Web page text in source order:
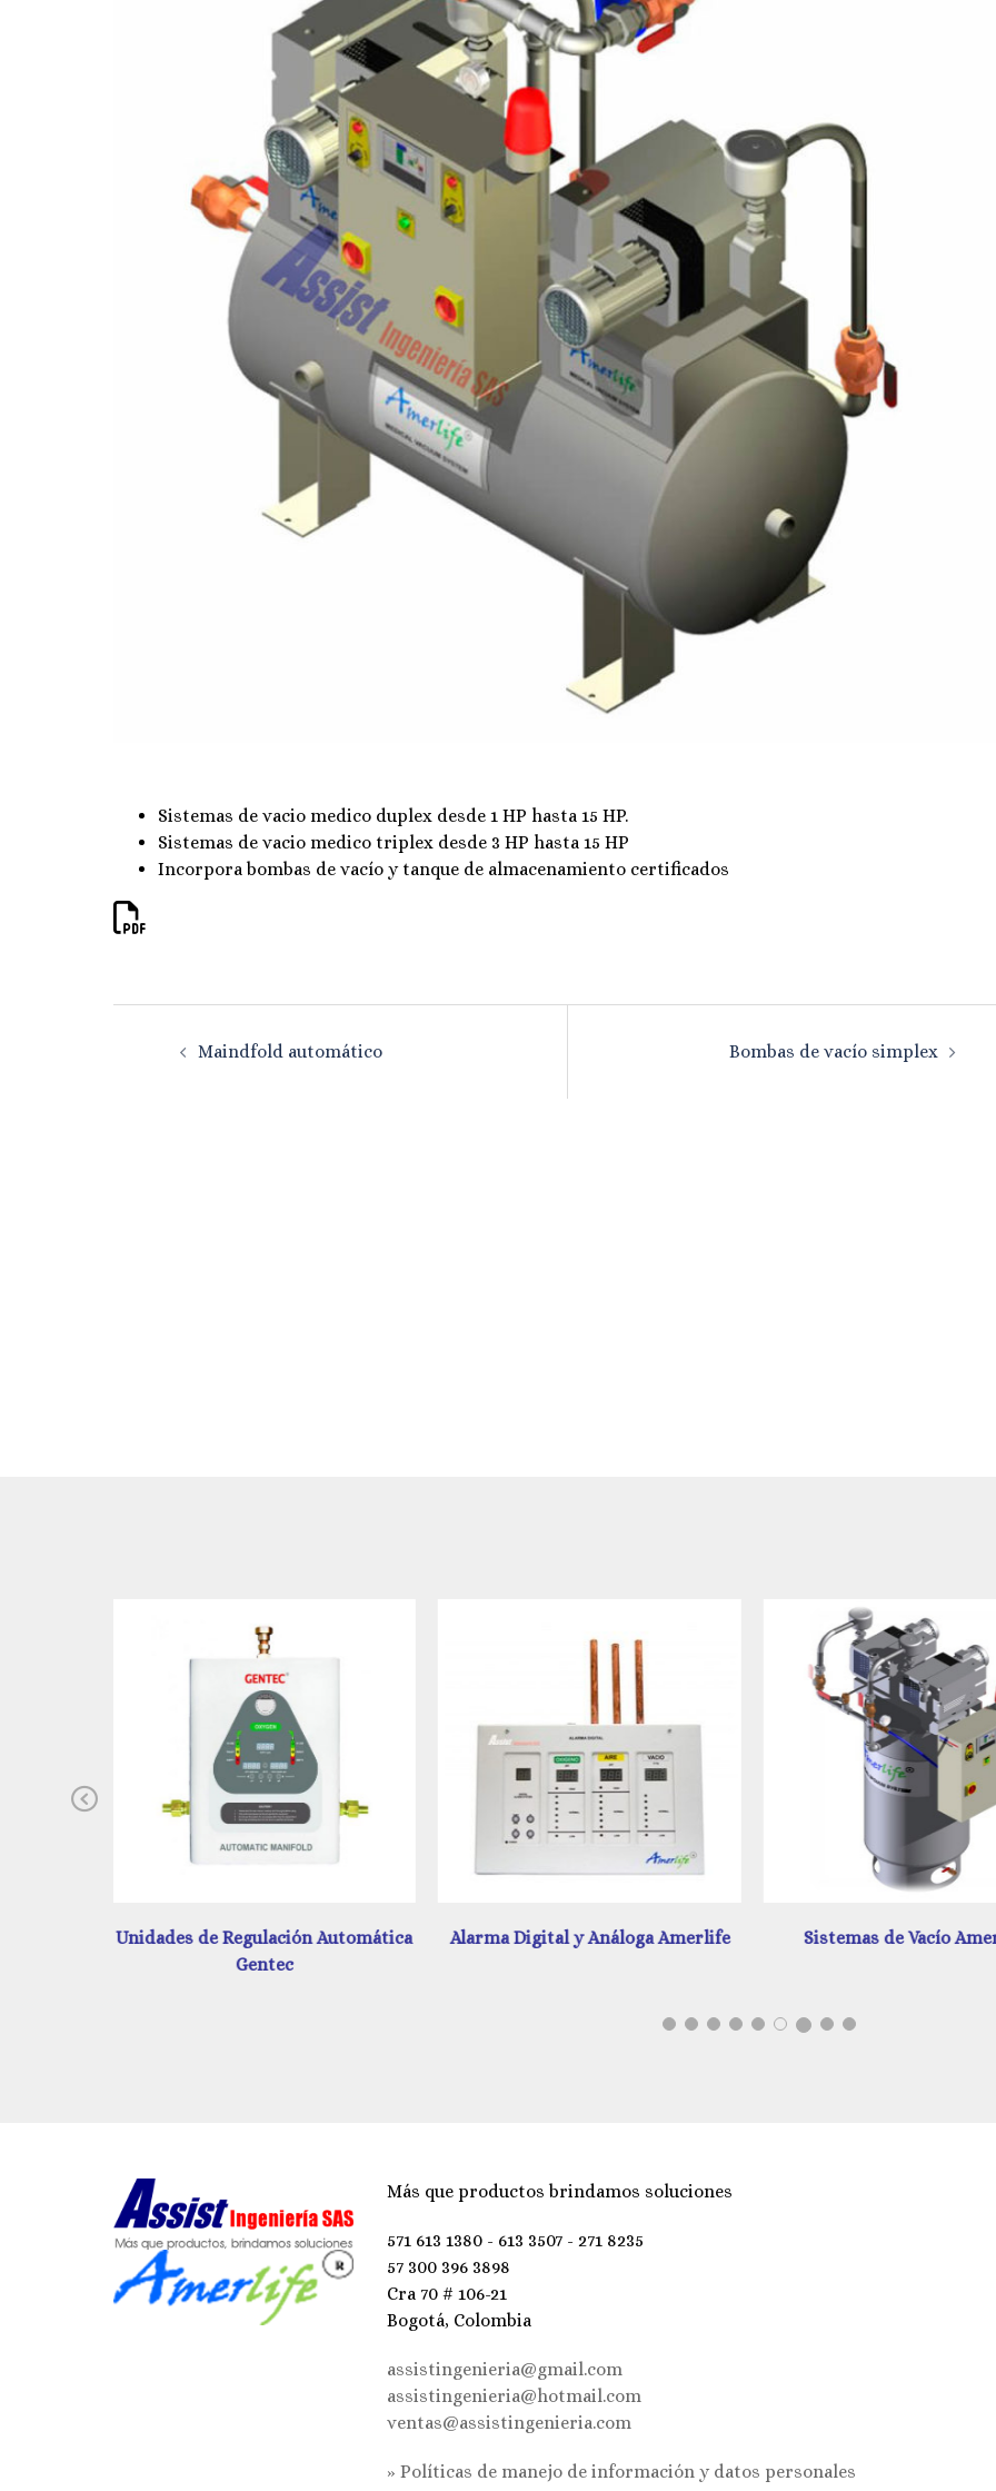
Sistemas de vacio medico duplex desde 1 HP hasta 15 HP.
Sistemas de vacio medico triplex desde 3 HP hasta 15 HP
Incorpora bombas de vacío y tanque de almacenamiento certificados
Navegación
Maindfold automático Bombas de vacío simplex
Previous
Alarma Digital y Análoga Amerlife Sistemas de Vacío Amerlife Unidad de Regulación
Más que productos brindamos soluciones
571 613 1380 - 613 3507 - 271 8235
57 300 396 3898
Cra 70 # 106-21
Bogotá, Colombia
assistingenieria@gmail.com
assistingenieria@hotmail.com
ventas@assistingenieria.com
» Políticas de manejo de información y datos personales